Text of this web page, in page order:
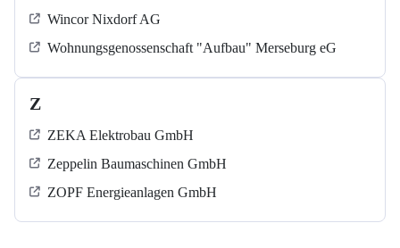
Wincor Nixdorf AG
Wohnungsgenossenschaft "Aufbau" Merseburg eG
Z
ZEKA Elektrobau GmbH
Zeppelin Baumaschinen GmbH
ZOPF Energieanlagen GmbH